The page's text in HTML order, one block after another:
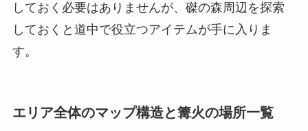
しておく必要はありませんが、磔の森周辺を探索
しておくと道中で役立つアイテムが手に入りま
す。
エリア全体のマップ構造と篝火の場所一覧